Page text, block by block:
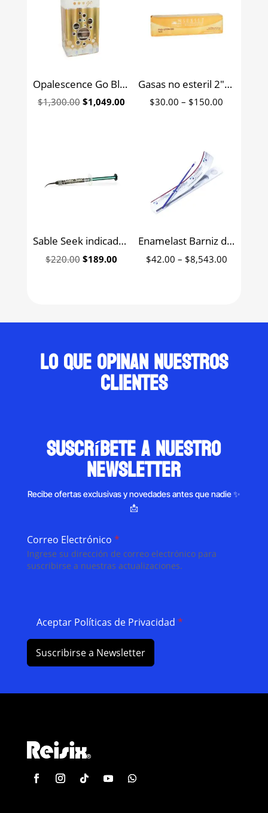
Opalescence Go Blanqueamiento dental en cucharillas Ultradent 10 cubetas
$1,300.00 Original
$1,049.00 Current
Gasas no esteril 2″x 2″ Sunset 200 piezas
$30.00 – $150.00
Sable Seek indicador/detector de caries Ultradent Jeringa 1.2 ml.
$220.00 Original
$189.00 Current
Enamelast Barniz de fluoruro de sodio 5% Ultradent
$42.00 – $8,543.00Price
Lo que opinan nuestros
clientes
suscríbete a nuestro
newsletter
Recibe ofertas exclusivas y novedades antes que nadie ✨
📩
Correo Electrónico *
Ingrese su dirección de correo electrónico para
suscribirse a nuestras actualizaciones.
Aceptar Políticas de Privacidad *
Suscribirse a Newsletter